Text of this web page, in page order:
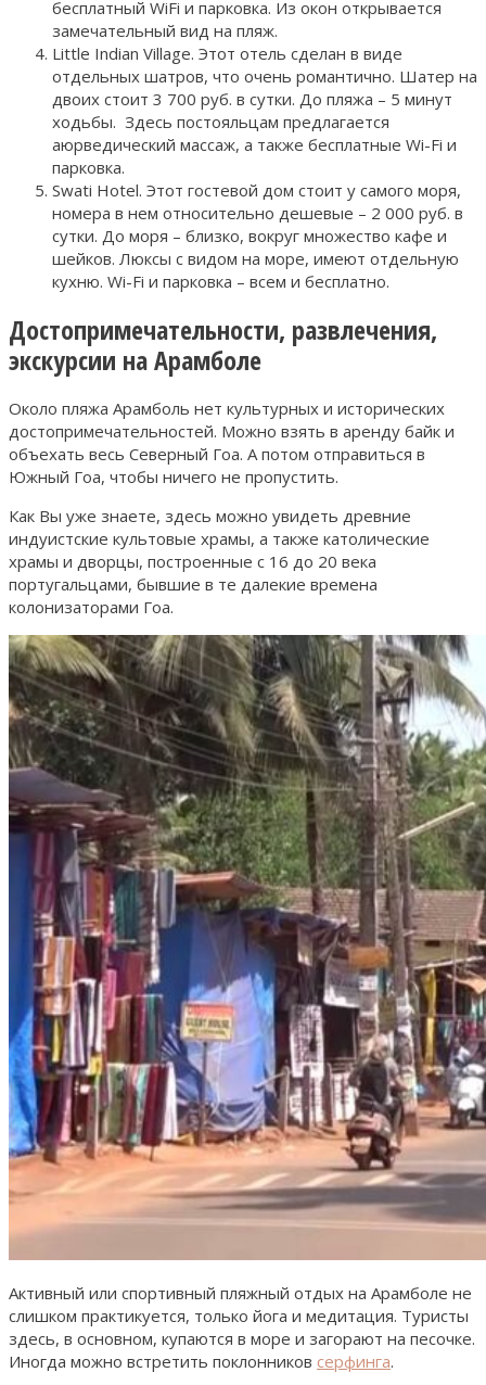
бесплатный WiFi и парковка. Из окон открывается
замечательный вид на пляж.
Little Indian Village. Этот отель сделан в виде
отдельных шатров, что очень романтично. Шатер на
двоих стоит 3 700 руб. в сутки. До пляжа – 5 минут
ходьбы. Здесь постояльцам предлагается
аюрведический массаж, а также бесплатные Wi-Fi и
парковка.
Swati Hotel. Этот гостевой дом стоит у самого моря,
номера в нем относительно дешевые – 2 000 руб. в
сутки. До моря – близко, вокруг множество кафе и
шейков. Люксы с видом на море, имеют отдельную
кухню. Wi-Fi и парковка – всем и бесплатно.
Достопримечательности, развлечения,
экскурсии на Арамболе
Около пляжа Арамболь нет культурных и исторических
достопримечательностей. Можно взять в аренду байк и
объехать весь Северный Гоа. А потом отправиться в
Южный Гоа, чтобы ничего не пропустить.
Как Вы уже знаете, здесь можно увидеть древние
индуистские культовые храмы, а также католические
храмы и дворцы, построенные с 16 до 20 века
португальцами, бывшие в те далекие времена
колонизаторами Гоа.
Активный или спортивный пляжный отдых на Арамболе не
слишком практикуется, только йога и медитация. Туристы
здесь, в основном, купаются в море и загорают на песочке.
Иногда можно встретить поклонников серфинга.